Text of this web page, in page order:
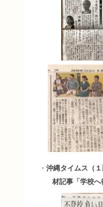
・ 沖縄タイムス（
材記事「学校へ